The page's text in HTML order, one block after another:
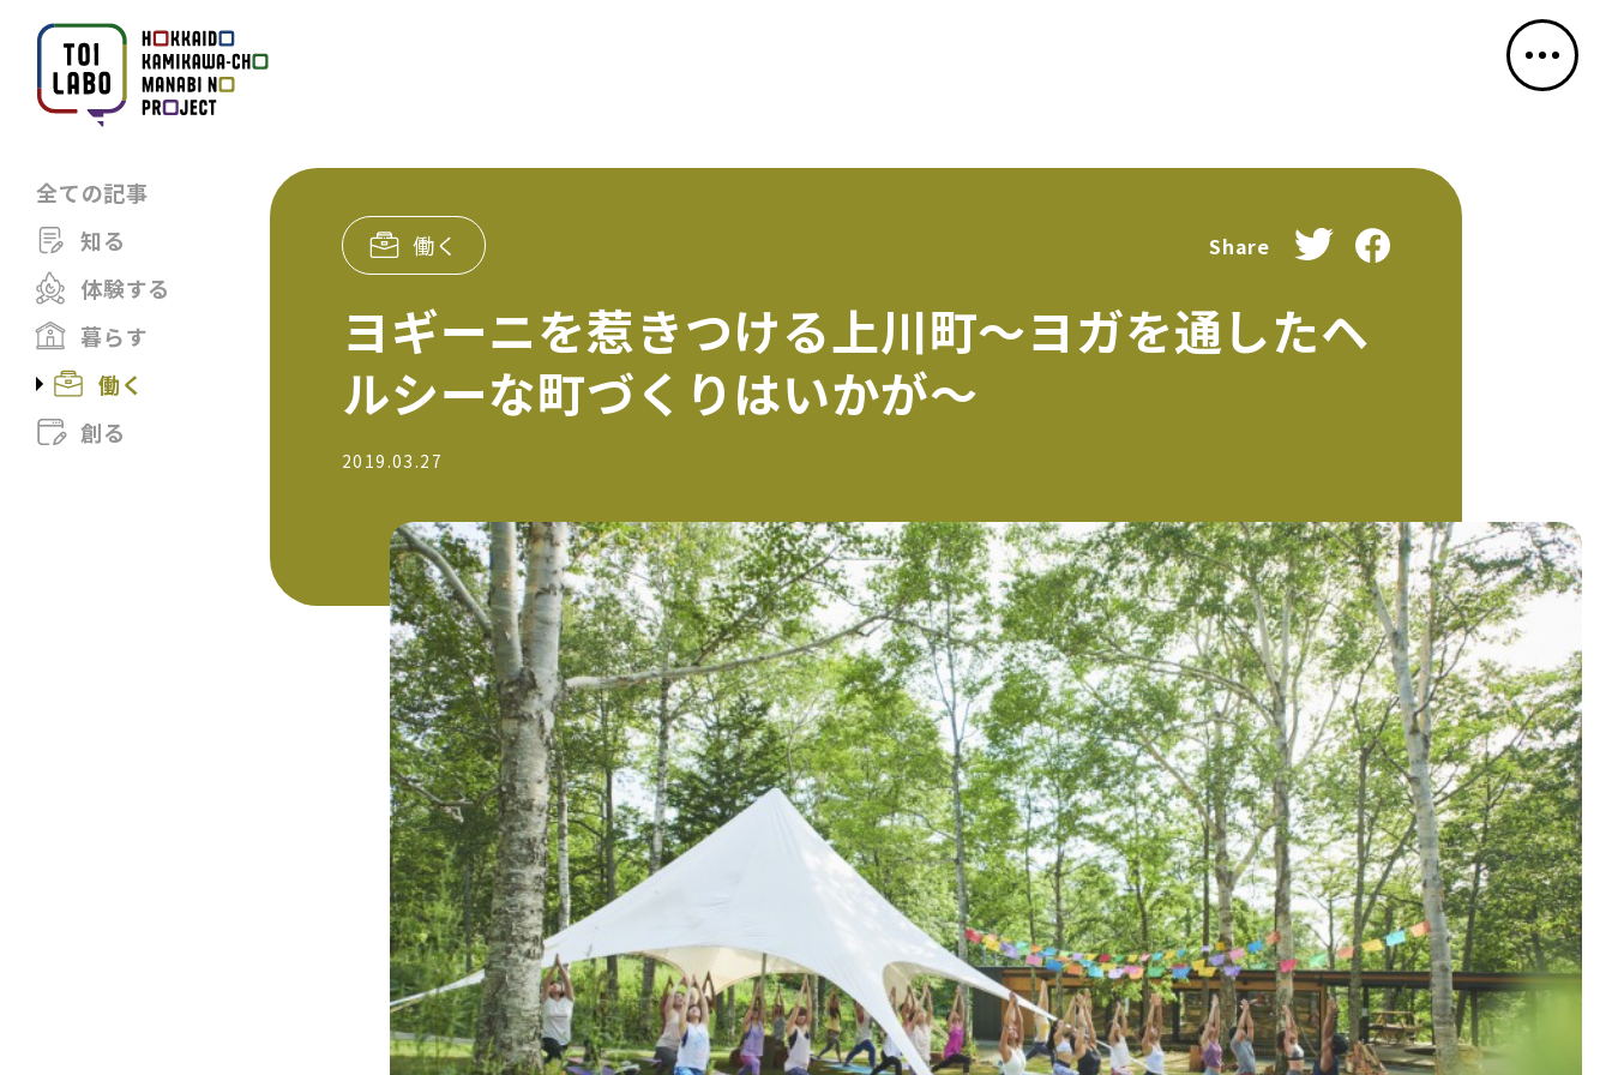
全ての記事
知る
体験する
暮らす
働く
創る
働く Share
ヨギーニを惹きつける上川町〜ヨガを通したヘ
ルシーな町づくりはいかが〜
2019.03.27